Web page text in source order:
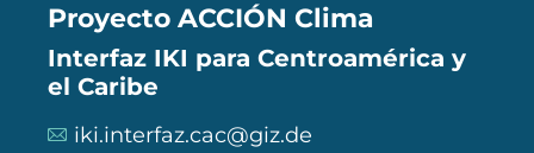
Proyecto ACCIÓN Clima
Interfaz IKI para Centroamérica y
el Caribe
iki.interfaz.cac@giz.de